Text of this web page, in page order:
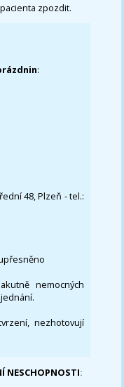
zpozdit.
:
48, Plzeň - tel.:
nemocných
nezhotovují
NESCHOPNOSTI: